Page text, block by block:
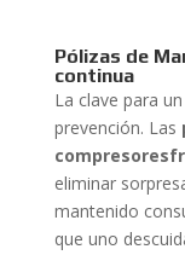
Pólizas de
continua
La clave para
prevención. Las
eliminar
mantenido
que uno